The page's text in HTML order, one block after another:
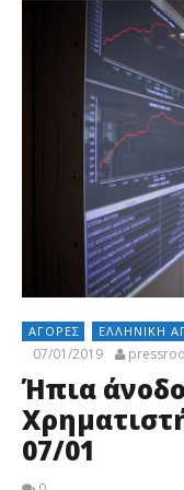
ΑΓΟΡΈΣ ΕΛΛΗΝΙΚΉ
07/01/2019
Ήπια
07/01